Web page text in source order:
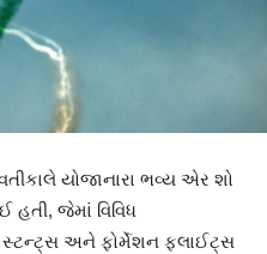
યોજાનારા ભવ્ય એર શો
હતી, જેમાં વિવિધ
અને ફોર્મેશન ફ્લાઈટ્સ